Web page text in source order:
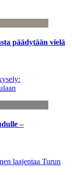
päädytään vielä
–
laajentaa Turun